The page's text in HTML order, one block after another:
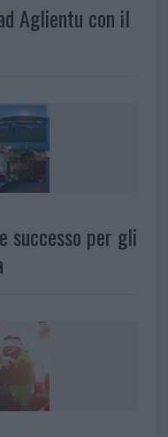
Aglientu con il
successo per gli